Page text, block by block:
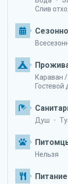
Слив
Караван
Гостевой
Душ
Нельзя
Питание